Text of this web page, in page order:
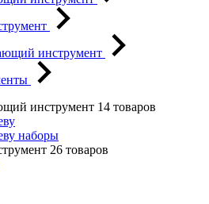
инструмент
инструмент 14 товаров
наборы
26 товаров